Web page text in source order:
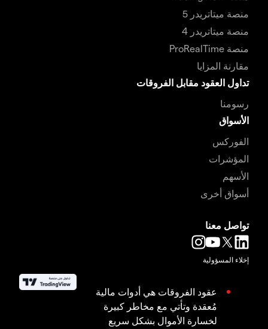
منصة ميتاتريدر 5
منصة ميتاتريدر 4
منصة ProRealTime
مقارنة المزايا
تداول العقود مقابل الفروقات
رسومنا
الأسواق
الفوركس
المؤشرات
الأسهم
أسواق أخرى
تواصل معنا
إخلاء المسؤولية
عقود الفروقات هي أدوات مالية
مُعقدة وتأتي مع مخاطر كبيرة
لخسارة الأموال بشكل سريع